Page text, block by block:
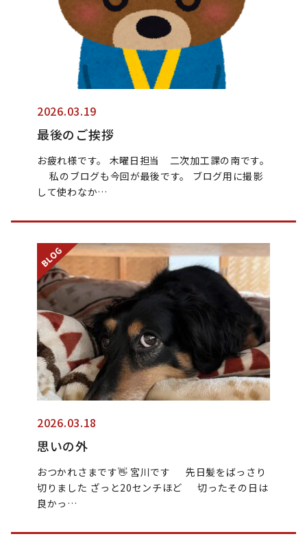
2026.03.19
最後のご挨拶
お疲れ様です。 木曜日担当 二次加工課の南です。
私のブログも今回が最後です。 ブログ用に撮影
して使わなか…
2026.03.18
思いの外
おつかれさまです👋 宮川です 先日髪をばっさり
切りました ざっと20センチほど 切ったその日は
良かっ…